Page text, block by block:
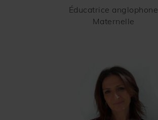
Éducatrice anglophone
Maternelle